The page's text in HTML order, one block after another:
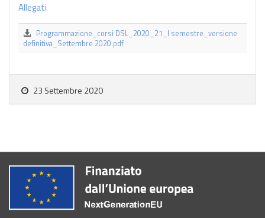
Allegati
Programmazione_corsi DSL_2020_21_I semestre_versione
definitiva_Settembre 2020.pdf
23 Settembre 2020